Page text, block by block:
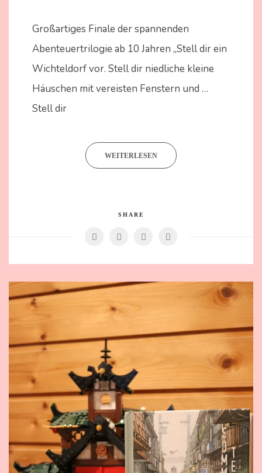
2024
Großartiges Finale der spannenden
Abenteuertrilogie ab 10 Jahren „Stell dir ein
Wichteldorf vor. Stell dir niedliche kleine
Häuschen mit vereisten Fenstern und …
Stell dir
WEITERLESEN
SHARE